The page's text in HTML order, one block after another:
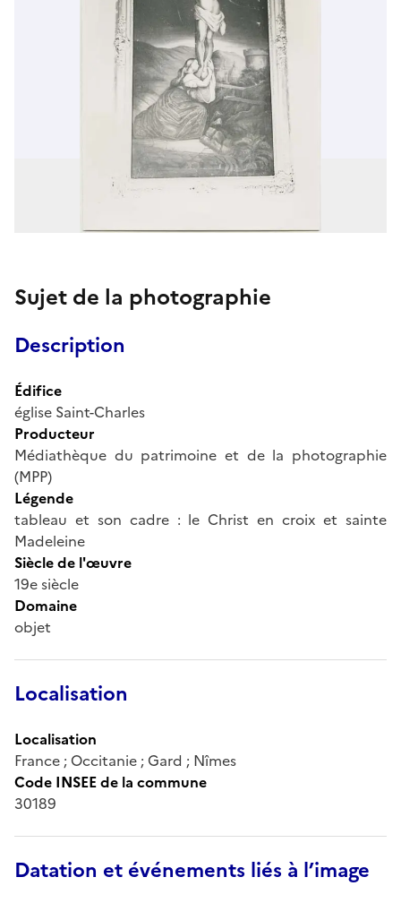
Sujet de la photographie
Description
Édifice
église Saint-Charles
Producteur
Médiathèque du patrimoine et de la photographie
(MPP)
Légende
tableau et son cadre : le Christ en croix et sainte
Madeleine
Siècle de l'œuvre
19e siècle
Domaine
objet
Localisation
Localisation
France ; Occitanie ; Gard ; Nîmes
Code INSEE de la commune
30189
Datation et événements liés à l’image